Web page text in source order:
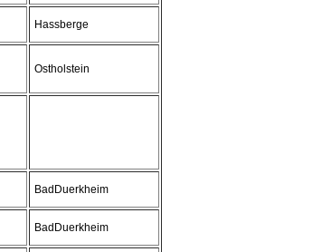
Hassberge
Ostholstein
BadDuerkheim
BadDuerkheim